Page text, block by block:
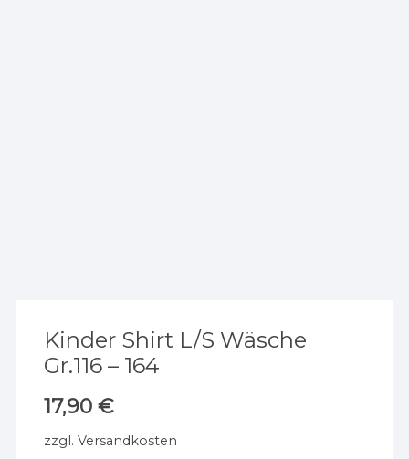
Kinder Shirt L/S Wäsche
Gr.116 – 164
17,90€
zzgl.Versandkosten